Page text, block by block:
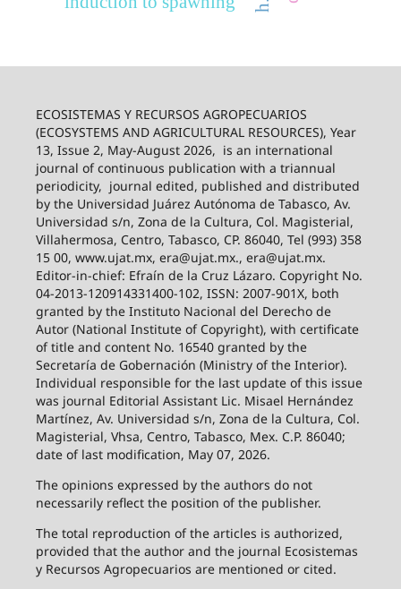
ECOSISTEMAS Y RECURSOS AGROPECUARIOS
(ECOSYSTEMS AND AGRICULTURAL RESOURCES), Year
13, Issue 2, May-August 2026, is an international
journal of continuous publication with a triannual
periodicity, journal edited, published and distributed
by the Universidad Juárez Autónoma de Tabasco, Av.
Universidad s/n, Zona de la Cultura, Col. Magisterial,
Villahermosa, Centro, Tabasco, CP. 86040, Tel (993) 358
15 00, www.ujat.mx, era@ujat.mx., era@ujat.mx.
Editor-in-chief: Efraín de la Cruz Lázaro. Copyright No.
04-2013-120914331400-102, ISSN: 2007-901X, both
granted by the Instituto Nacional del Derecho de
Autor (National Institute of Copyright), with certificate
of title and content No. 16540 granted by the
Secretaría de Gobernación (Ministry of the Interior).
Individual responsible for the last update of this issue
was journal Editorial Assistant Lic. Misael Hernández
Martínez, Av. Universidad s/n, Zona de la Cultura, Col.
Magisterial, Vhsa, Centro, Tabasco, Mex. C.P. 86040;
date of last modification, May 07, 2026.
The opinions expressed by the authors do not
necessarily reflect the position of the publisher.
The total reproduction of the articles is authorized,
provided that the author and the journal Ecosistemas
y Recursos Agropecuarios are mentioned or cited.